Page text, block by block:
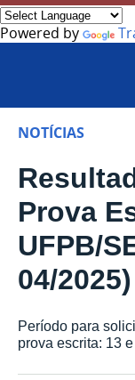
Powered by
NOTÍCIAS
Prova
UFPB/
04/2025)
Período para
prova escrita: 13